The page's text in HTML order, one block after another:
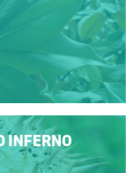
INFERNO